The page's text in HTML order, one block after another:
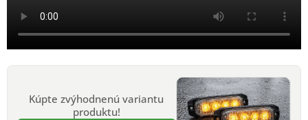
Kúpte zvýhodnenú variantu
produktu!